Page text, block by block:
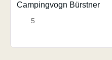
Campingvogn Bürstner
5